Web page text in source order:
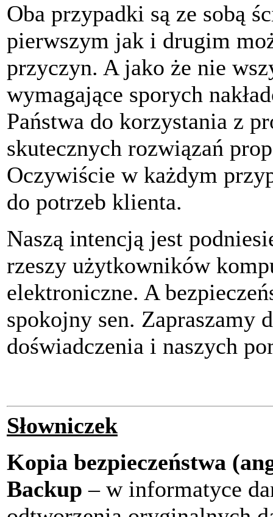
Oba przypadki są ze sobą
pierwszym jak i drugim
przyczyn. A jako że nie
wymagające sporych
Państwa do korzystania z
skutecznych rozwiązań
Oczywiście w każdym
do potrzeb klienta.
Naszą intencją jest
rzeszy użytkowników
elektroniczne. A
spokojny sen. Zapraszamy
doświadczenia i naszych
Słowniczek
Kopia bezpieczeństwa
Backup – w informatyce